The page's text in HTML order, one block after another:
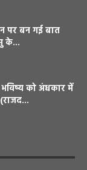
पर बन गई बात
के...
भविष्य को अंधकार में